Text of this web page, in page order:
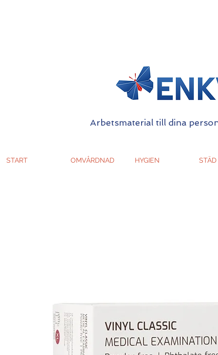
Arbetsmaterial till dina
START OMVÅRDNAD HYGIEN STÄD